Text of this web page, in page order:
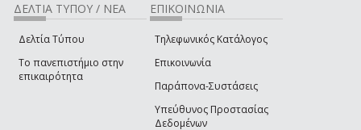
ΔΕΛΤΙΑ ΤΥΠΟΥ / ΝΕΑ
Δελτία Τύπου
Το πανεπιστήμιο στην
επικαιρότητα
ΕΠΙΚΟΙΝΩΝΙΑ
Τηλεφωνικός Κατάλογος
Επικοινωνία
Παράπονα-Συστάσεις
Υπεύθυνος Προστασίας
Δεδομένων